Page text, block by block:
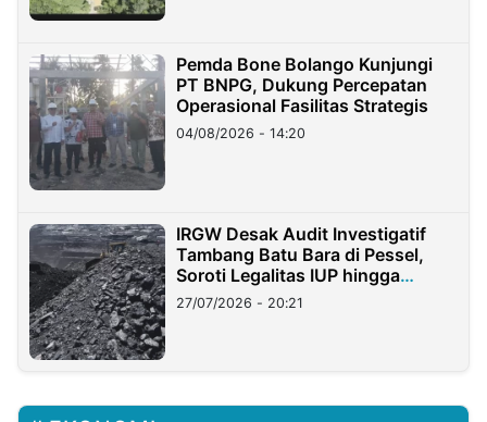
Pemda Bone Bolango Kunjungi
PT BNPG, Dukung Percepatan
Operasional Fasilitas Strategis
04/08/2026 - 14:20
IRGW Desak Audit Investigatif
Tambang Batu Bara di Pessel,
Soroti Legalitas IUP hingga
Stockpile
27/07/2026 - 20:21